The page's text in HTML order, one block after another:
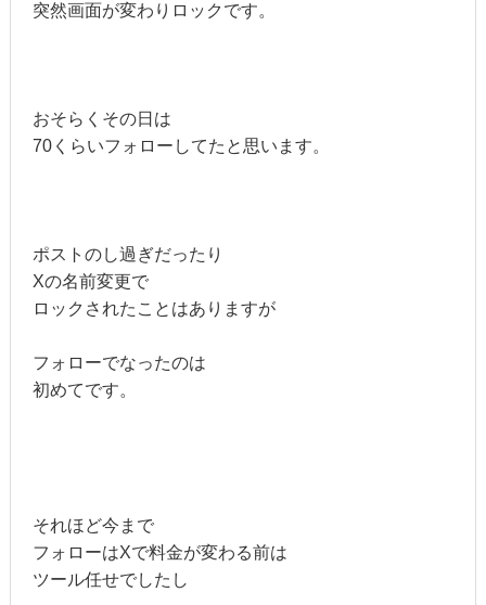
突然画面が変わりロックです。
おそらくその日は
70くらいフォローしてたと思います。
ポストのし過ぎだったり
Xの名前変更で
ロックされたことはありますが
フォローでなったのは
初めてです。
それほど今まで
フォローはXで料金が変わる前は
ツール任せでしたし